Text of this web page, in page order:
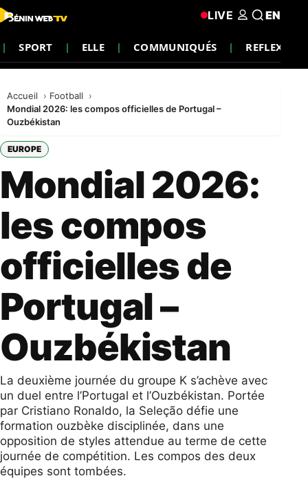
SPORT ELLE COMMUNIQUÉS REFLEXION
LIVE EN
Accueil
Football
Mondial 2026: les compos officielles de Portugal –
Ouzbékistan
EUROPE
Mondial 2026:
les compos
officielles de
Portugal –
Ouzbékistan
La deuxième journée du groupe K s’achève avec
un duel entre l’Portugal et l’Ouzbékistan. Portée
par Cristiano Ronaldo, la Seleção défie une
formation ouzbèke disciplinée, dans une
opposition de styles attendue au terme de cette
journée de compétition. Les compos des deux
équipes sont tombées.